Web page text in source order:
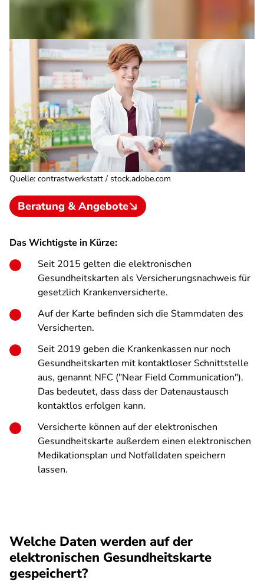
Quelle: contrastwerkstatt / stock.adobe.com
Beratung & Angebote
Das Wichtigste in Kürze:
Seit 2015 gelten die elektronischen
Gesundheitskarten als Versicherungsnachweis für
gesetzlich Krankenversicherte.
Auf der Karte befinden sich die Stammdaten des
Versicherten.
Seit 2019 geben die Krankenkassen nur noch
Gesundheitskarten mit kontaktloser Schnittstelle
aus, genannt NFC ("Near Field Communication").
Das bedeutet, dass dass der Datenaustausch
kontaktlos erfolgen kann.
Versicherte können auf der elektronischen
Gesundheitskarte außerdem einen elektronischen
Medikationsplan und Notfalldaten speichern
lassen.
Welche Daten werden auf der
elektronischen Gesundheitskarte
gespeichert?